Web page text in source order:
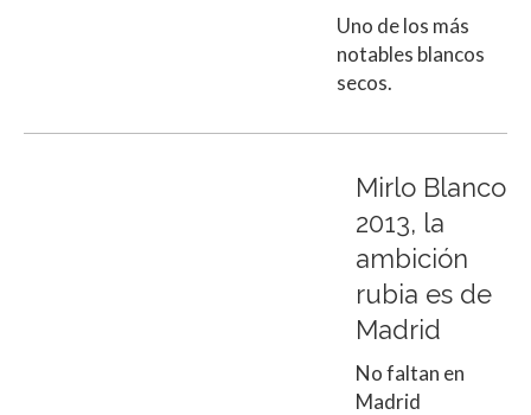
Uno de los más
notables blancos
secos.
Mirlo Blanco
2013, la
ambición
rubia es de
Madrid
No faltan en
Madrid